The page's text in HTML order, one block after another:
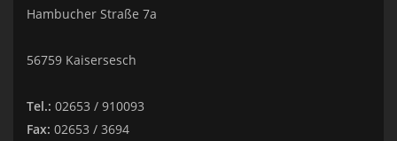
Hambucher Straße 7a
56759 Kaisersesch
Tel.: 02653 / 910093
Fax: 02653 / 3694